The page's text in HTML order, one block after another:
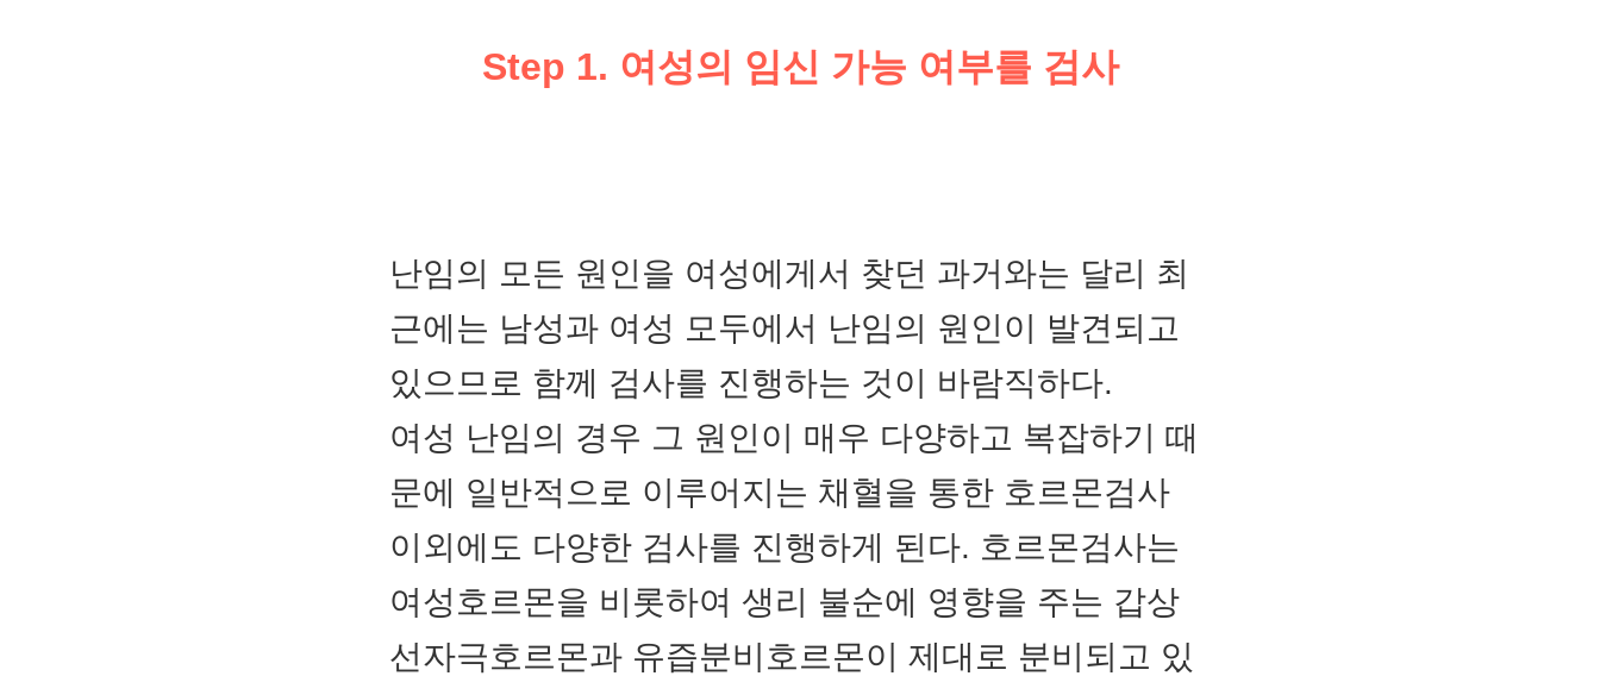
Step 1. 여성의 임신 가능 여부를 검사
난임의 모든 원인을 여성에게서 찾던 과거와는 달리 최
근에는 남성과 여성 모두에서 난임의 원인이 발견되고
있으므로 함께 검사를 진행하는 것이 바람직하다.
여성 난임의 경우 그 원인이 매우 다양하고 복잡하기 때
문에 일반적으로 이루어지는 채혈을 통한 호르몬검사
이외에도 다양한 검사를 진행하게 된다. 호르몬검사는
여성호르몬을 비롯하여 생리 불순에 영향을 주는 갑상
선자극호르몬과 유즙분비호르몬이 제대로 분비되고 있